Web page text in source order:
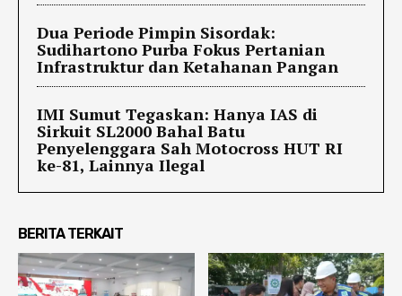
Dua Periode Pimpin Sisordak:
Sudihartono Purba Fokus Pertanian
Infrastruktur dan Ketahanan Pangan
IMI Sumut Tegaskan: Hanya IAS di
Sirkuit SL2000 Bahal Batu
Penyelenggara Sah Motocross HUT RI
ke-81, Lainnya Ilegal
BERITA TERKAIT